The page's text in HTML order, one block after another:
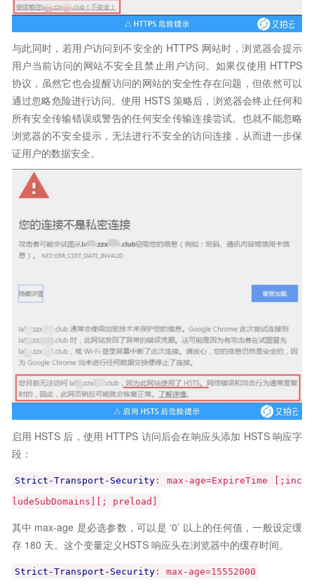
与此同时，若用户访问到不安全的 HTTPS 网站时，浏览器会提示
用户当前访问的网站不安全且禁止用户访问。如果仅使用 HTTPS
协议，虽然它也会提醒访问的网站的安全性存在问题，但依然可以
通过忽略危险进行访问。使用 HSTS 策略后，浏览器会终止任何和
所有安全传输错误或警告的任何安全传输连接尝试。也就不能忽略
浏览器的不安全提示，无法进行不安全的访问连接，从而进一步保
证用户的数据安全。
启用 HSTS 后，使用 HTTPS 访问后会在响应头添加 HSTS 响应字
段：
Strict-Transport-Security: max-age=ExpireTime [;inc
ludeSubDomains][; preload]
其中 max-age 是必选参数，可以是 ‘0’ 以上的任何值，一般设定缓
存 180 天。这个变量定义HSTS 响应头在浏览器中的缓存时间。
Strict-Transport-Security: max-age=15552000